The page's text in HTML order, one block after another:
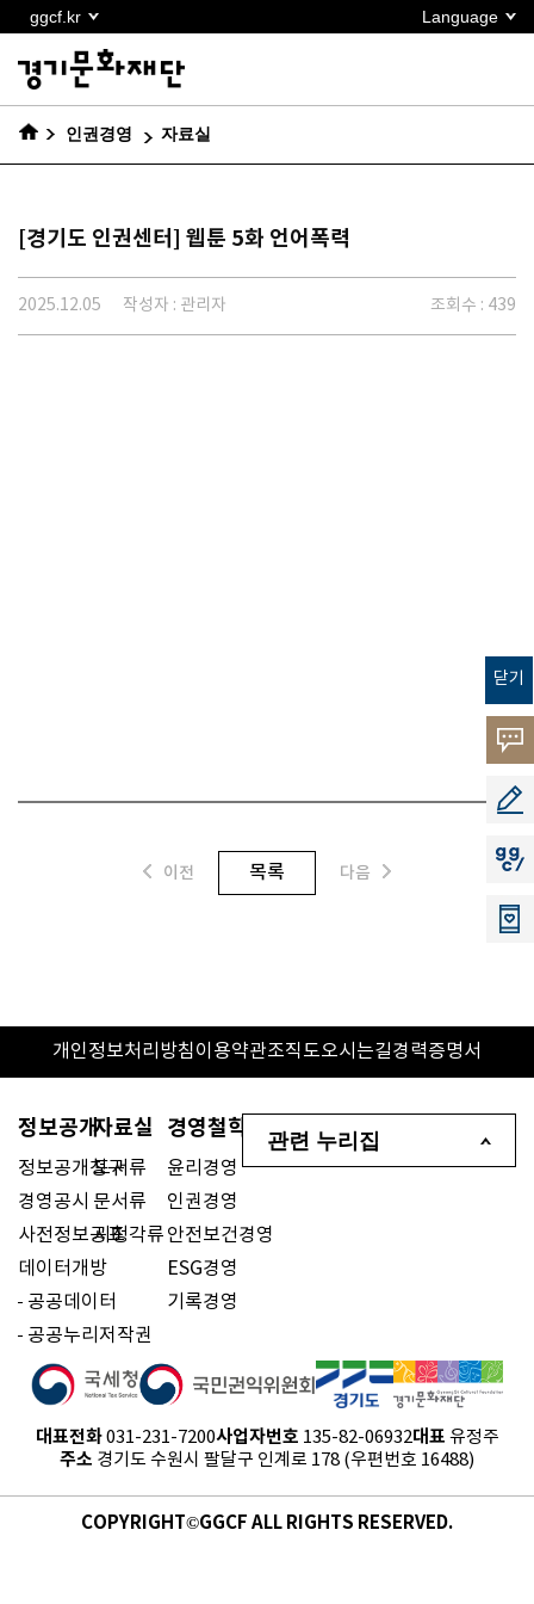
바로가기
ggcf.kr Language
닫기
고객의
소리
공모
지지
인권경영 자료실
[경기도 인권센터] 웹툰 5화 언어폭력
2025.12.05 작성자 : 관리자 조회수 : 439
이전 목록 다음
개인정보처리방침이용약관조직도오시는길경력증명서
대표전화 031-231-7200사업자번호 135-82-06932대표 유정주
주소 경기도 수원시 팔달구 인계로 178 (우편번호 16488)
정보공개
정보공개청구
경영공시
사전정보공표
데이터개방
공공데이터
공공누리저작권
자료실
도서류
문서류
시청각류
경영철학
윤리경영
인권경영
안전보건경영
ESG경영
기록경영
관련 누리집
COPYRIGHT©GGCF ALL RIGHTS RESERVED.